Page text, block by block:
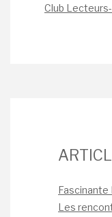
Club
Fascinante
Les